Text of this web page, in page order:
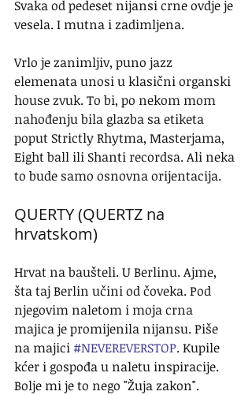
Svaka od pedeset nijansi crne ovdje je
vesela. I mutna i zadimljena.
Vrlo je zanimljiv, puno jazz
elemenata unosi u klasični organski
house zvuk. To bi, po nekom mom
nahođenju bila glazba sa etiketa
poput Strictly Rhytma, Masterjama,
Eight ball ili Shanti recordsa. Ali neka
to bude samo osnovna orijentacija.
QUERTY (QUERTZ na
hrvatskom)
Hrvat na baušteli. U Berlinu. Ajme,
šta taj Berlin učini od čoveka. Pod
njegovim naletom i moja crna
majica je promijenila nijansu. Piše
na majici #NEVEREVERSTOP. Kupile
kćer i gospođa u naletu inspiracije.
Bolje mi je to nego "Žuja zakon".